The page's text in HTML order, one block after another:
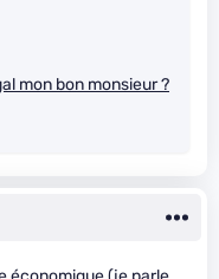
mon bon monsieur ?